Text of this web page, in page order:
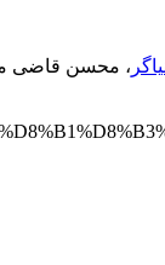
، محسن قاضی